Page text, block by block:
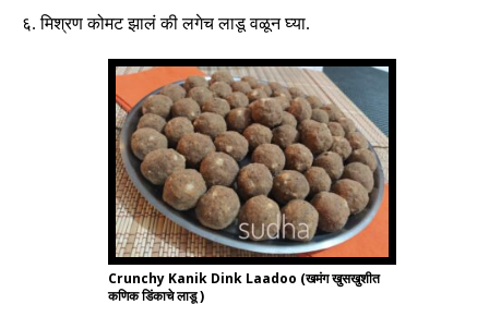
६.मिश्रण कोमट झालं की लगेच लाडू वळून घ्या.
Crunchy Kanik Dink Laadoo (खमंग खुसखुशीत
कणिक डिंकाचे लाडू )